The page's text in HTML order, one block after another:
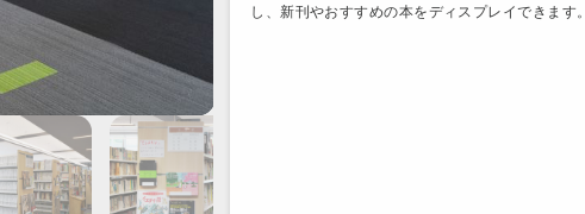
し、新刊やおすすめの本をディスプレイできます。